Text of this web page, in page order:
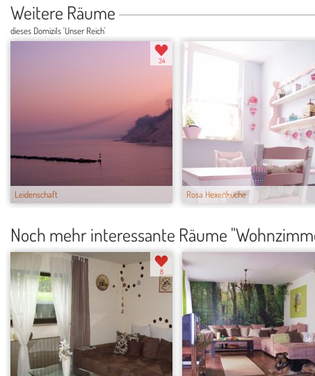
Weitere Räume
dieses Domizils 'Unser Reich'
Leidenschaft
34
Rosa Hexenküche
Noch mehr interessante Räume
8